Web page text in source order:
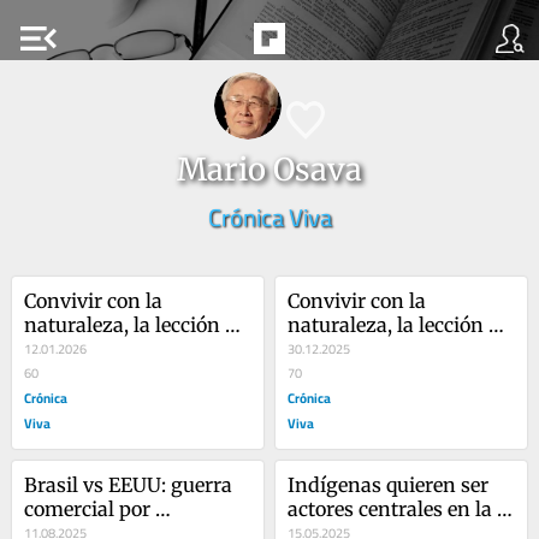
menu_open
Mario Osava
Crónica Viva
Convivir con la
naturaleza, la lección
climática de la caatinga
en Brasil
12.01.2026
60
Crónica
Viva
Convivir con la
naturaleza, la lección
climática de la caatinga
en Brasil
30.12.2025
70
Crónica
Viva
Brasil vs EEUU: guerra
comercial por
democracia y
11.08.2025
Indígenas quieren ser
actores centrales en la
COP climática en Brasil
15.05.2025